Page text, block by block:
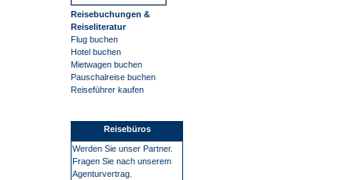
Reisebuchungen &
Reiseliteratur
Flug buchen
Hotel buchen
Mietwagen buchen
Pauschalreise buchen
Reiseführer kaufen
Reisebüros
Werden Sie unser Partner.
Fragen Sie nach unserem
Agenturvertrag.